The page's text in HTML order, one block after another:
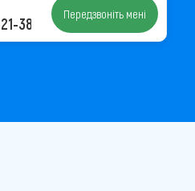
38 Передзвоніть мені